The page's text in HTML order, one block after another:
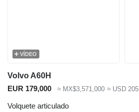
VÍDEO
Volvo A60H
EUR 179,000
≈ MX$3,571,000 ≈ USD
Volquete articulado